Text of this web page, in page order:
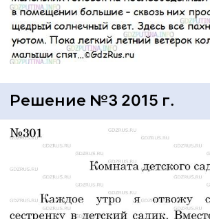
Решение №3 2015 г.